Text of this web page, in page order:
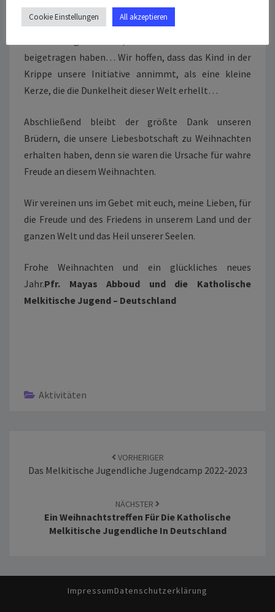
Vielen Dank an alle, die die Initiative ergriffen und mit
beigetragen haben… Wir hoffen, dass das Kind in der
Krippe unsere Initiative annimmt, als eine kleine
Abschließend bleibt der größte Dank unseren
Brüdern, die unsere Liebesbotschaft zu Weihnachten
erhalten haben, denn sie waren die Ursache für wahre
Wir vereinen uns im Gebet mit euch, meine Lieben, für
die Freude und des Friedens in unserem Land und der
ganzen Welt und das Heil unserer Seelen.
Frohe Weihnachten und ein glückliches neues
Jahr.Pfr. Mayas Abboud und die Katholische
Melkitische Jugend – Deutschland
Aktivitäten
VORHERIGER
Das Melkitische Jugendliche Jugendcamp 2022-2023
NÄCHSTER
Ein Weihnachtstreffen Für Die Katholische
Melkitische Jugendliche In Deutschland
ImpressumDatenschutzerklärung
Cookie Einstellungen All akzeptieren